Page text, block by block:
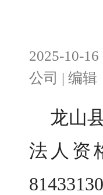
2025-10-
公司 | 编
龙山
法人资